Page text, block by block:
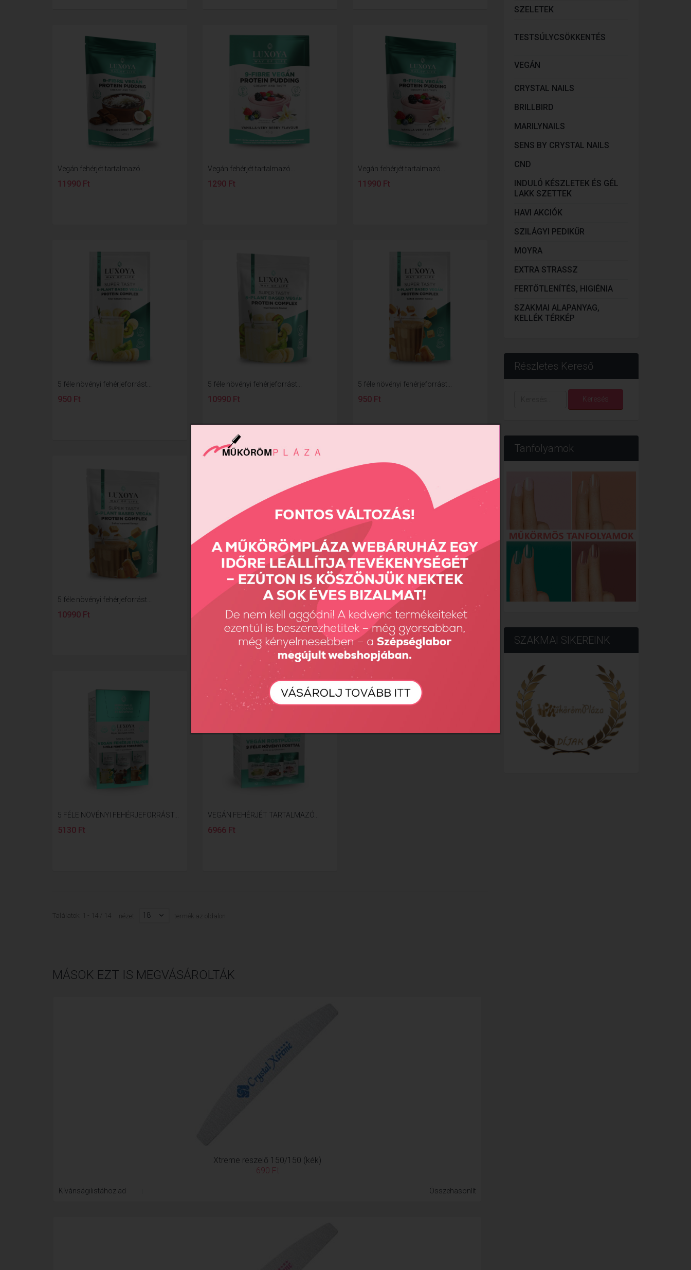
Vegán fehérjét tartalmazó...
11990 Ft
Vegán fehérjét tartalmazó...
1290 Ft
Vegán fehérjét tartalmazó...
11990 Ft
5 féle növényi fehérjeforrást...
950 Ft
5 féle növényi fehérjeforrást...
10990 Ft
5 féle növényi fehérjeforrást...
950 Ft
5 féle növényi fehérjeforrást...
10990 Ft
5 féle növényi fehérjeforrást...
950 Ft
5 féle növényi fehérjeforrást...
10990 Ft
5 FÉLE NÖVÉNYI FEHÉRJEFORRÁST...
5130 Ft
VEGÁN FEHÉRJÉT TARTALMAZÓ...
6966 Ft
Találatok: 1 - 14 / 14 nézet: 18 termék az oldalon
MÁSOK EZT IS MEGVÁSÁROLTÁK
Xtreme reszelő 150/150 (kék)
690 Ft
Összehasonlít
Kívánságilistához ad
SZELETEK
TESTSÚLYCSÖKKENTÉS
VEGÁN
CRYSTAL NAILS
BRILLBIRD
MARILYNAILS
SENS BY CRYSTAL NAILS
CND
INDULÓ KÉSZLETEK ÉS GÉL
LAKK SZETTEK
HAVI AKCIÓK
SZILÁGYI PEDIKŰR
MOYRA
EXTRA STRASSZ
FERTŐTLENÍTÉS, HIGIÉNIA
SZAKMAI ALAPANYAG,
KELLÉK TÉRKÉP
Részletes Kereső
Keresés
Tanfolyamok
SZAKMAI SIKEREINK